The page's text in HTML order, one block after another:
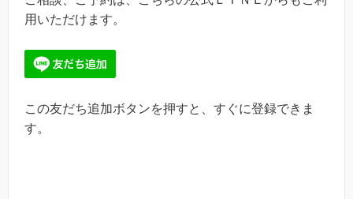
用いただけます。
この友だち追加ボタンを押すと、すぐに登録できま
す。